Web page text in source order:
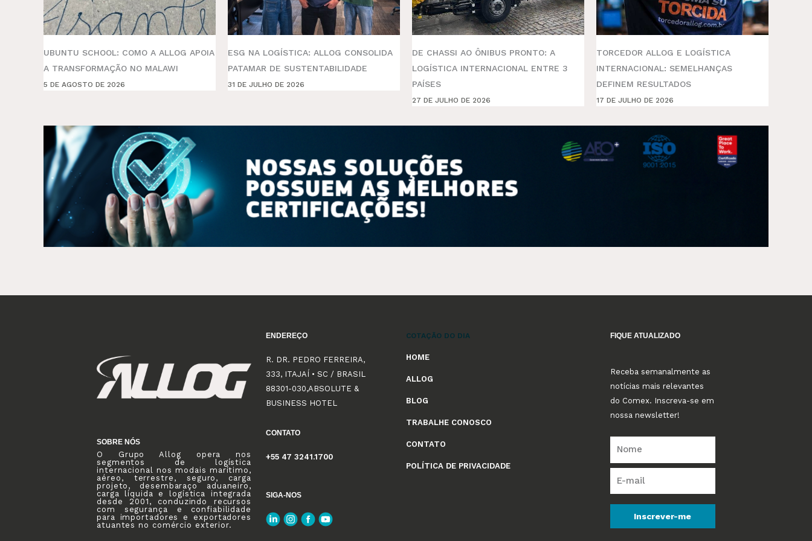
UBUNTU SCHOOL: COMO A ALLOG APOIA
A TRANSFORMAÇÃO NO MALAWI
5 DE AGOSTO DE 2026
ESG NA LOGÍSTICA: ALLOG CONSOLIDA
PATAMAR DE SUSTENTABILIDADE
31 DE JULHO DE 2026
DE CHASSI AO ÔNIBUS PRONTO: A
LOGÍSTICA INTERNACIONAL ENTRE 3
PAÍSES
27 DE JULHO DE 2026
TORCEDOR ALLOG E LOGÍSTICA
INTERNACIONAL: SEMELHANÇAS
DEFINEM RESULTADOS
17 DE JULHO DE 2026
SOBRE NÓS
O Grupo Allog opera nos
segmentos de logística
internacional nos modais marítimo,
aéreo, terrestre, seguro, carga
projeto, desembaraço aduaneiro,
carga líquida e logística integrada
desde 2001, conduzindo recursos
com segurança e confiabilidade
para importadores e exportadores
atuantes no comércio exterior.
ENDEREÇO
R. DR. PEDRO FERREIRA,
333, ITAJAÍ • SC / BRASIL
88301-030,ABSOLUTE &
BUSINESS HOTEL
CONTATO
+55 47 3241.1700
SIGA-NOS
COTAÇÃO DO DIA
HOME
ALLOG
BLOG
TRABALHE CONOSCO
CONTATO
POLÍTICA DE PRIVACIDADE
FIQUE ATUALIZADO
Receba semanalmente as
notícias mais relevantes
do Comex. Inscreva-se em
nossa newsletter!
Inscrever-me